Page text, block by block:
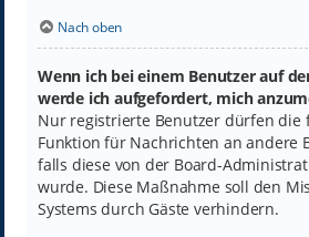
Nach oben
Wenn ich bei einem Benutzer auf
werde ich aufgefordert, mich
Nur registrierte Benutzer dürfen die
Funktion für Nachrichten an andere
falls diese von der Board-
wurde. Diese Maßnahme soll den
Systems durch Gäste verhindern.